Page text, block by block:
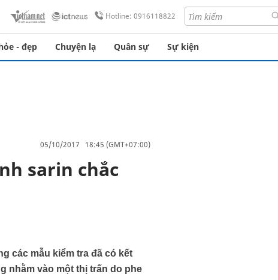
Hotline: 0916118822
- đẹp Chuyện lạ Quân sự Sự kiện
05/10/2017 18:45 (GMT+07:00)
sarin chắc
các mẫu kiểm tra đã có kết
nhằm vào một thị trấn do phe